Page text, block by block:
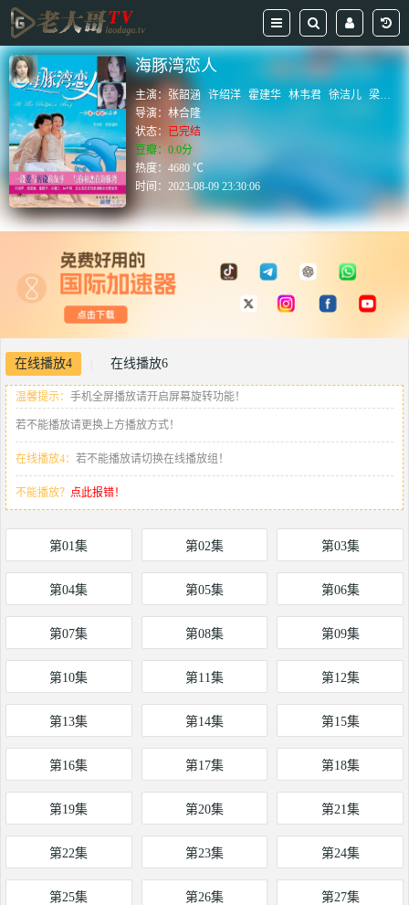
海豚湾恋人
主演： 张韶涵 许绍洋 霍建华 林韦君 徐洁儿 梁修身
导演：林合隆
状态： 已完结
豆瓣：0.0分
热度：4680 ℃
时间：2023-08-09 23:30:06
在线播放4 在线播放6
温馨提示： 手机全屏播放请开启屏幕旋转功能！
若不能播放请更换上方播放方式！
在线播放4： 若不能播放请切换在线播放组！
不能播放？ 点此报错！
第01集 第02集 第03集
第04集 第05集 第06集
第07集 第08集 第09集
第10集 第11集 第12集
第13集 第14集 第15集
第16集 第17集 第18集
第19集 第20集 第21集
第22集 第23集 第24集
第25集 第26集 第27集